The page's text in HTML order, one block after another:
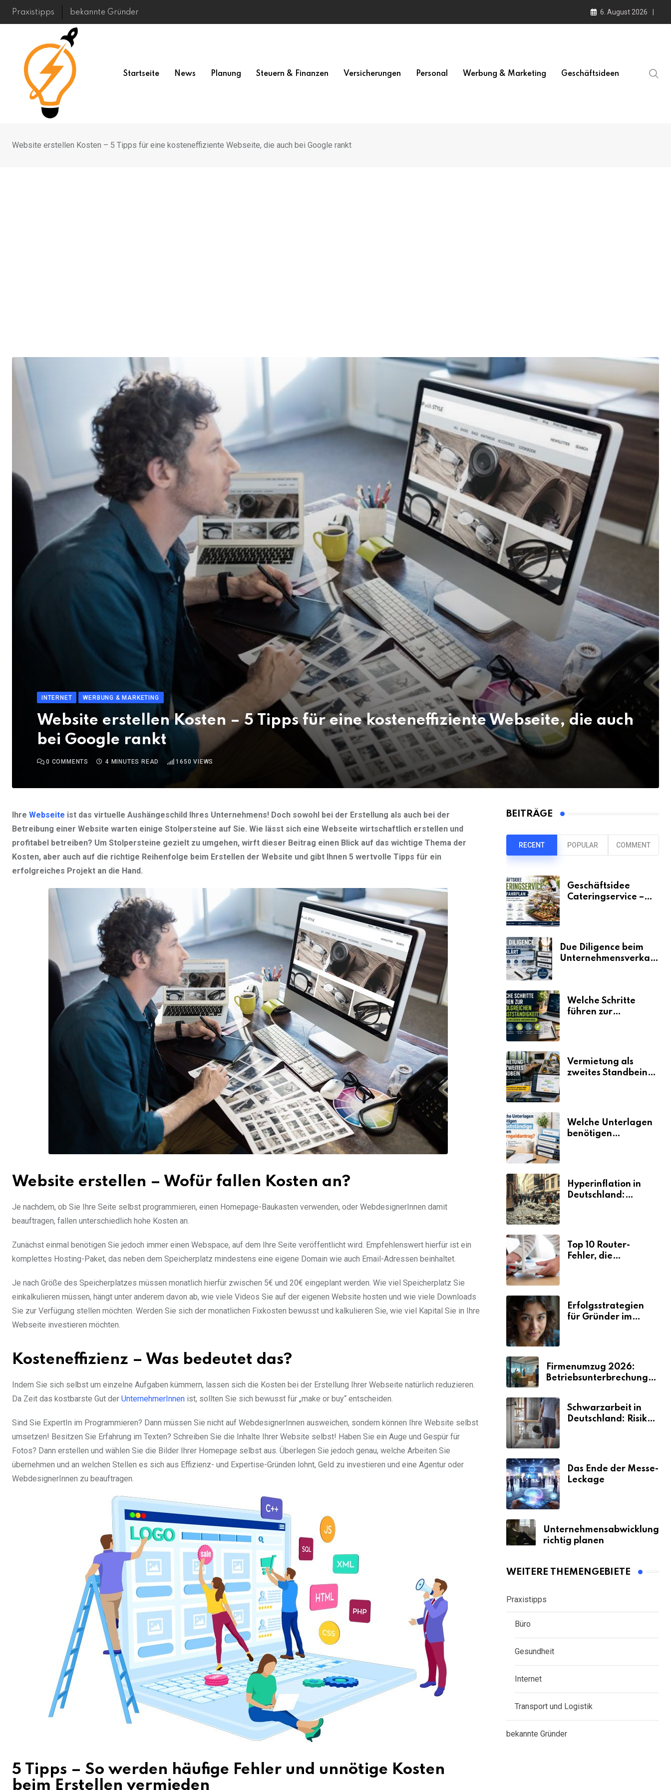
Skip
Praxistipps bekannte Gründer 6. August 2026
Startseite News Planung Steuern & Finanzen Versicherungen Personal Werbung & Marketing Geschäftsideen
Website erstellen Kosten – 5 Tipps für eine kosteneffiziente Webseite, die auch bei Google rankt
INTERNET WERBUNG & MARKETING
Website erstellen Kosten – 5 Tipps für eine kosteneffiziente Webseite, die auch
bei Google rankt
0 COMMENTS 4 MINUTES READ 1650 VIEWS
Ihre Webseite ist das virtuelle Aushängeschild Ihres Unternehmens! Doch sowohl bei der Erstellung als auch bei der
Betreibung einer Website warten einige Stolpersteine auf Sie. Wie lässt sich eine Webseite wirtschaftlich erstellen und
profitabel betreiben? Um Stolpersteine gezielt zu umgehen, wirft dieser Beitrag einen Blick auf das wichtige Thema der
Kosten, aber auch auf die richtige Reihenfolge beim Erstellen der Website und gibt Ihnen 5 wertvolle Tipps für ein
erfolgreiches Projekt an die Hand.
Website erstellen – Wofür fallen Kosten an?
Je nachdem, ob Sie Ihre Seite selbst programmieren, einen Homepage-Baukasten verwenden, oder WebdesignerInnen damit
beauftragen, fallen unterschiedlich hohe Kosten an.
Zunächst einmal benötigen Sie jedoch immer einen Webspace, auf dem Ihre Seite veröffentlicht wird. Empfehlenswert hierfür ist ein
komplettes Hosting-Paket, das neben dem Speicherplatz mindestens eine eigene Domain wie auch Email-Adressen beinhaltet.
Je nach Größe des Speicherplatzes müssen monatlich hierfür zwischen 5€ und 20€ eingeplant werden. Wie viel Speicherplatz Sie
einkalkulieren müssen, hängt unter anderem davon ab, wie viele Videos Sie auf der eigenen Website hosten und wie viele Downloads
Sie zur Verfügung stellen möchten. Werden Sie sich der monatlichen Fixkosten bewusst und kalkulieren Sie, wie viel Kapital Sie in Ihre
Webseite investieren möchten.
Kosteneffizienz – Was bedeutet das?
Indem Sie sich selbst um einzelne Aufgaben kümmern, lassen sich die Kosten bei der Erstellung Ihrer Webseite natürlich reduzieren.
Da Zeit das kostbarste Gut der UnternehmerInnen ist, sollten Sie sich bewusst für „make or buy“ entscheiden.
Sind Sie ExpertIn im Programmieren? Dann müssen Sie nicht auf WebdesignerInnen ausweichen, sondern können Ihre Website selbst
umsetzen! Besitzen Sie Erfahrung im Texten? Schreiben Sie die Inhalte Ihrer Website selbst! Haben Sie ein Auge und Gespür für
Fotos? Dann erstellen und wählen Sie die Bilder Ihrer Homepage selbst aus. Überlegen Sie jedoch genau, welche Arbeiten Sie
übernehmen und an welchen Stellen es sich aus Effizienz- und Expertise-Gründen lohnt, Geld zu investieren und eine Agentur oder
WebdesignerInnen zu beauftragen.
5 Tipps – So werden häufige Fehler und unnötige Kosten
beim Erstellen vermieden
BEITRÄGE
RECENT POPULAR COMMENT
Geschäftsidee
Cateringservice –
Due Diligence beim
Unternehmensverkauf
Welche Schritte
führen zur
Vermietung als
zweites Standbein:
Umsätze machen
Welche Unterlagen
benötigen
Hyperinflation in
Deutschland:
Top 10 Router-
Fehler, die
Erfolgsstrategien
für Gründer im
Firmenumzug 2026:
Betriebsunterbrechungen
Schwarzarbeit in
Deutschland: Risiken
Das Ende der Messe-
Leckage
Unternehmensabwicklung
richtig planen
WEITERE THEMENGEBIETE
Praxistipps
Büro
Gesundheit
Internet
Transport und Logistik
bekannte Gründer